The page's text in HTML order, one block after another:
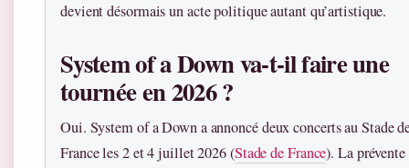
devient désormais un acte politique autant qu’artistique.
System of a Down va-t-il faire une
tournée en 2026 ?
Oui. System of a Down a annoncé deux concerts au Stade
France les 2 et 4 juillet 2026 (Stade de France). La prévente